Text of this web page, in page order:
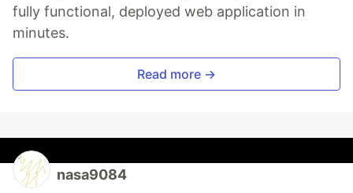
fully functional, deployed web application in
minutes.
Read more →
nasa9084